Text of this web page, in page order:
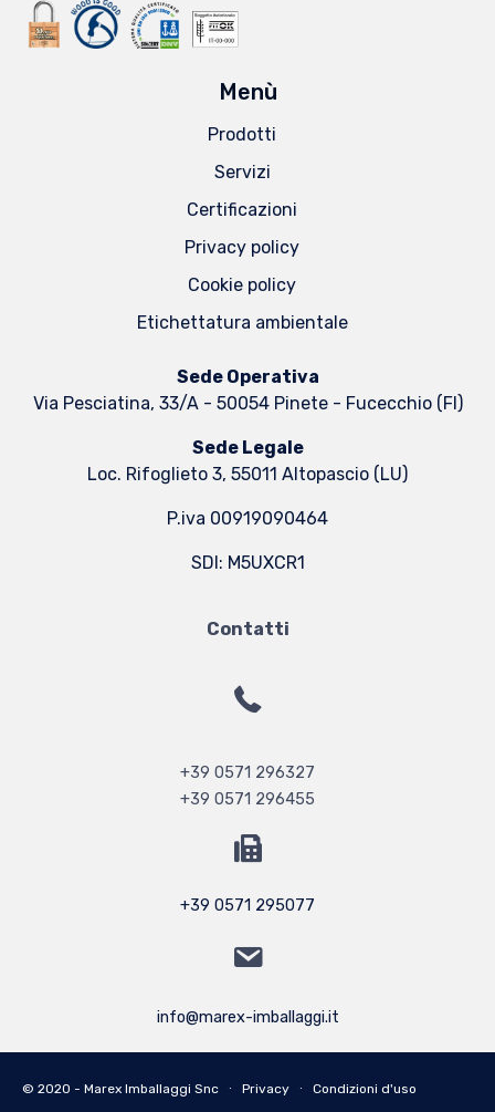
Menù
Prodotti
Servizi
Certificazioni
Privacy policy
Cookie policy
Etichettatura ambientale
Sede Operativa
Via Pesciatina, 33/A - 50054 Pinete - Fucecchio (FI)
Sede Legale
Loc. Rifoglieto 3, 55011 Altopascio (LU)
P.iva 00919090464
SDI: M5UXCR1
Contatti
+39 0571 296327
+39 0571 296455
+39 0571 295077
info@marex-imballaggi.it
© 2020 - Marex Imballaggi Snc ∙ Privacy ∙ Condizioni d'uso